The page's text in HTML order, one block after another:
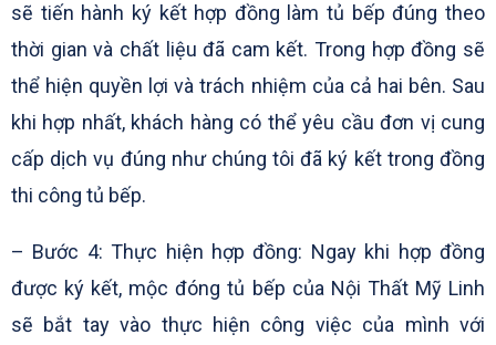
sẽ tiến hành ký kết hợp đồng làm tủ bếp đúng theo
thời gian và chất liệu đã cam kết. Trong hợp đồng sẽ
thể hiện quyền lợi và trách nhiệm của cả hai bên. Sau
khi hợp nhất, khách hàng có thể yêu cầu đơn vị cung
cấp dịch vụ đúng như chúng tôi đã ký kết trong đồng
thi công tủ bếp.
– Bước 4: Thực hiện hợp đồng: Ngay khi hợp đồng
được ký kết, mộc đóng tủ bếp của Nội Thất Mỹ Linh
sẽ bắt tay vào thực hiện công việc của mình với